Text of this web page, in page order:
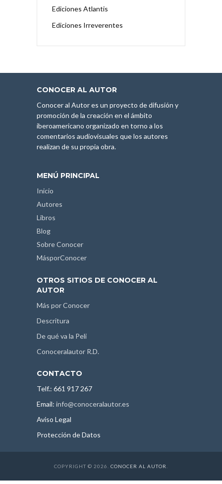
Ediciones Atlantis
Ediciones Irreverentes
CONOCER AL AUTOR
Conocer al Autor es un proyecto de difusión y
promoción de la creación en el ámbito
iberoamericano organizado en torno a los
comentarios audiovisuales que los autores
realizan de su propia obra.
MENÚ PRINCIPAL
Inicio
Autores
Libros
Blog
Sobre Conocer
MásporConocer
OTROS SITIOS DE CONOCER AL
AUTOR
Más por Conocer
Descritura
De qué va la Peli
Conoceralautor R.D.
CONTACTO
Telf.: 661 917 267
Email: info@conoceralautor.es
Aviso Legal
Protección de Datos
COPYRIGHT © 2026. CONOCER AL AUTOR